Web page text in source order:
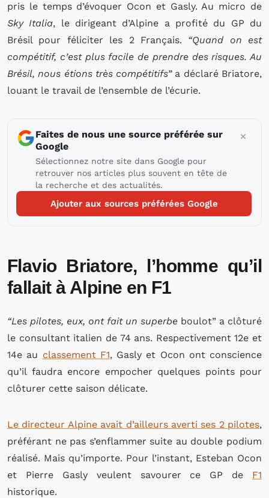
pris le temps d’évoquer Ocon et Gasly. Au micro de
Sky Italia, le dirigeant d’Alpine a profité du GP du
Brésil pour féliciter les 2 Français. “Quand on est
compétitif, c’est plus facile de prendre des risques. Au
Brésil, nous étions très compétitifs” a déclaré Briatore,
louant le travail de l’ensemble de l’écurie.
Faites de nous une source préférée sur
Google
Sélectionnez notre site dans Google pour
retrouver nos articles plus souvent en tête de
la recherche et des actualités.
Ajouter aux sources préférées Google
Flavio Briatore, l’homme qu’il
fallait à Alpine en F1
“Les pilotes, eux, ont fait un superbe boulot” a clôturé
le consultant italien de 74 ans. Respectivement 12e et
14e au classement F1, Gasly et Ocon ont conscience
qu’il faudra encore empocher quelques points pour
clôturer cette saison délicate.
Le directeur Alpine avait d’ailleurs averti ses 2 pilotes,
préférant ne pas s’enflammer suite au double podium
réalisé. Mais qu’importe. Pour l’instant, Esteban Ocon
et Pierre Gasly veulent savourer ce GP de F1
historique.